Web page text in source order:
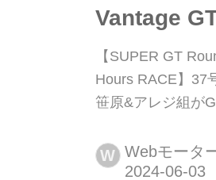
Vantage
【SUPER GT
Hours RACE】37
笹原&アレジ組が
勝 6月1日、鈴鹿
GT第3戦「2024
W Webモータ